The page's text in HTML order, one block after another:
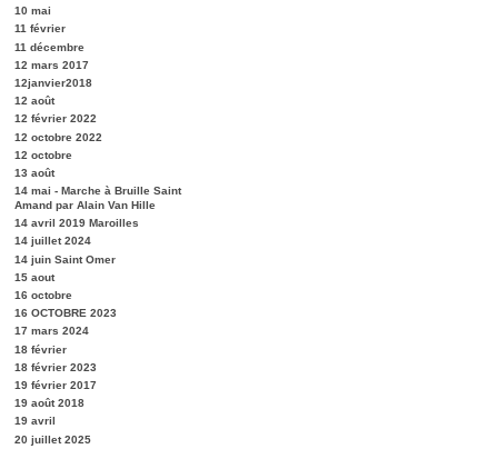
10 mai
11 février
11 décembre
12 mars 2017
12janvier2018
12 août
12 février 2022
12 octobre 2022
12 octobre
13 août
14 mai - Marche à Bruille Saint
Amand par Alain Van Hille
14 avril 2019 Maroilles
14 juillet 2024
14 juin Saint Omer
15 aout
16 octobre
16 OCTOBRE 2023
17 mars 2024
18 février
18 février 2023
19 février 2017
19 août 2018
19 avril
20 juillet 2025